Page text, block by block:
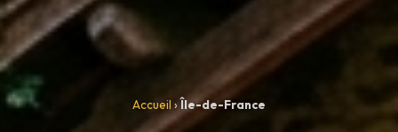
Accueil ›Île-de-France